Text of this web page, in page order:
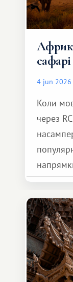
4 jun 2026
Коли
через
Серед
який
інший